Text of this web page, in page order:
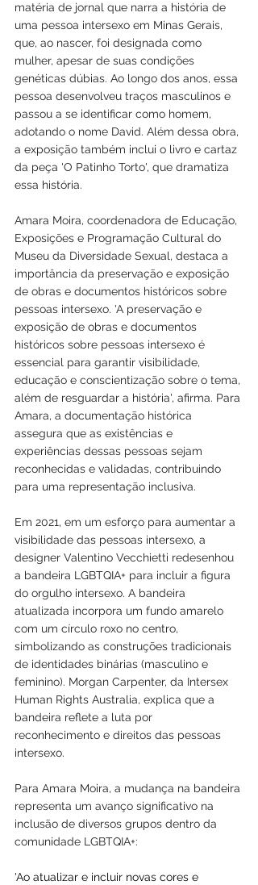
matéria de jornal que narra a história de
uma pessoa intersexo em Minas Gerais,
que, ao nascer, foi designada como
mulher, apesar de suas condições
genéticas dúbias. Ao longo dos anos, essa
pessoa desenvolveu traços masculinos e
passou a se identificar como homem,
adotando o nome David. Além dessa obra,
a exposição também inclui o livro e cartaz
da peça 'O Patinho Torto', que dramatiza
essa história.
Amara Moira, coordenadora de Educação,
Exposições e Programação Cultural do
Museu da Diversidade Sexual, destaca a
importância da preservação e exposição
de obras e documentos históricos sobre
pessoas intersexo. 'A preservação e
exposição de obras e documentos
históricos sobre pessoas intersexo é
essencial para garantir visibilidade,
educação e conscientização sobre o tema,
além de resguardar a história', afirma. Para
Amara, a documentação histórica
assegura que as existências e
experiências dessas pessoas sejam
reconhecidas e validadas, contribuindo
para uma representação inclusiva.
Em 2021, em um esforço para aumentar a
visibilidade das pessoas intersexo, a
designer Valentino Vecchietti redesenhou
a bandeira LGBTQIA+ para incluir a figura
do orgulho intersexo. A bandeira
atualizada incorpora um fundo amarelo
com um círculo roxo no centro,
simbolizando as construções tradicionais
de identidades binárias (masculino e
feminino). Morgan Carpenter, da Intersex
Human Rights Australia, explica que a
bandeira reflete a luta por
reconhecimento e direitos das pessoas
intersexo.
Para Amara Moira, a mudança na bandeira
representa um avanço significativo na
inclusão de diversos grupos dentro da
comunidade LGBTQIA+:
'Ao atualizar e incluir novas cores e